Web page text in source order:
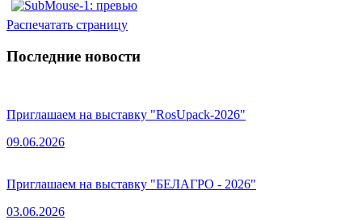
Распечатать страницу
Последние новости
Приглашаем на выставку "RosUpack-2026"
09.06.2026
Приглашаем на выставку "БЕЛАГРО - 2026"
03.06.2026